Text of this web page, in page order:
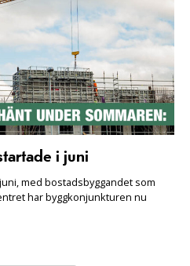
i juni
med bostadsbyggandet som
har byggkonjunkturen nu